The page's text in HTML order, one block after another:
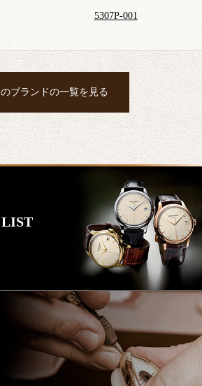
5307P-001
ブランドの一覧を見る